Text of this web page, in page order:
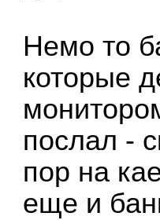
Немо то
которые
послал -
пор на
еще и